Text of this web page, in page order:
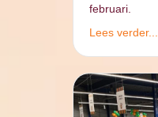
februari.
Lees verder...